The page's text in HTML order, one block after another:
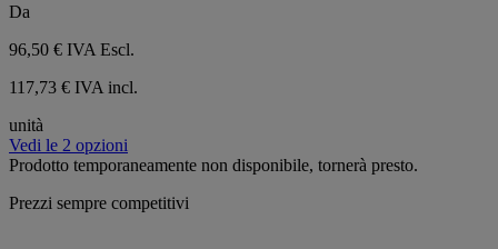
Da
96,50 € IVA Escl.
117,73 € IVA incl.
unità
Vedi le 2 opzioni
Prodotto temporaneamente non disponibile, tornerà presto.
Prezzi sempre competitivi